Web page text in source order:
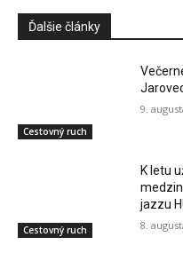
Ďalšie články
Cestovný ruch
9.
Cestovný ruch
K letu
jazzu
8.